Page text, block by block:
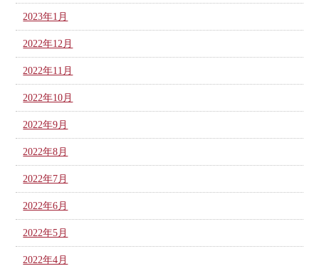
2023年1月
2022年12月
2022年11月
2022年10月
2022年9月
2022年8月
2022年7月
2022年6月
2022年5月
2022年4月